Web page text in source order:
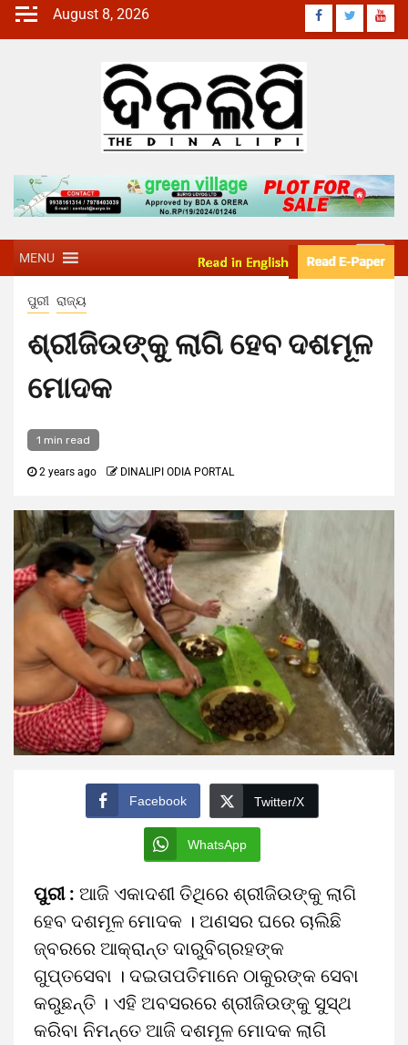
August 8, 2026
MENU
ପୁରୀ ରାଜ୍ୟ
ଶ୍ରୀଜିଉଙ୍କୁ ଲାଗି ହେବ ଦଶମୂଳ
ମୋଦକ
1 min read
2 years ago DINALIPI ODIA PORTAL
Facebook Twitter/X
WhatsApp
ପୁରୀ : ଆଜି ଏକାଦଶୀ ତିଥିରେ ଶ୍ରୀଜିଉଙ୍କୁ ଲାଗି
ହେବ ଦଶମୂଳ ମୋଦକ । ଅଣସର ଘରେ ଚାଲିଛି
ଜ୍ବରରେ ଆକ୍ରାନ୍ତ ଦାରୁବିଗ୍ରହଙ୍କ
ଗୁପ୍ତସେବା । ଦଇତାପତିମାନେ ଠାକୁରଙ୍କ ସେବା
କରୁଛନ୍ତି । ଏହି ଅବସରରେ ଶ୍ରୀଜିଉଙ୍କୁ ସୁସ୍ଥ
କରିବା ନିମନ୍ତେ ଆଜି ଦଶମୂଳ ମୋଦକ ଲାଗି